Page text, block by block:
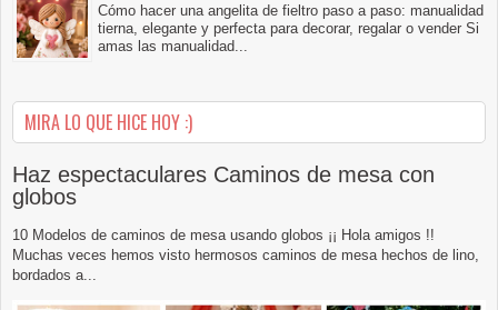
Cómo hacer una angelita de fieltro paso a paso: manualidad
tierna, elegante y perfecta para decorar, regalar o vender Si
amas las manualidad...
MIRA LO QUE HICE HOY :)
Haz espectaculares Caminos de mesa con
globos
10 Modelos de caminos de mesa usando globos ¡¡ Hola amigos !!
Muchas veces hemos visto hermosos caminos de mesa hechos de lino,
bordados a...